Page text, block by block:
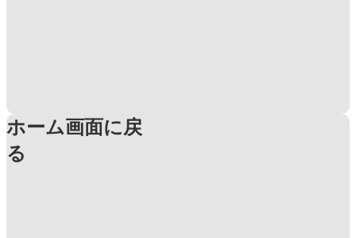
ホーム画面に戻
る